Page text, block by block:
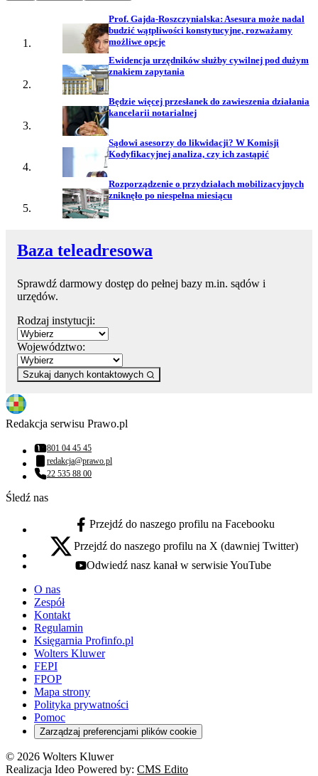
Prof. Gajda-Roszczynialska: Asesura może nadal
budzić wątpliwości konstytucyjne, rozważamy
możliwe opcje
Ewidencja urzędników służby cywilnej pod dużym
znakiem zapytania
Będzie więcej przesłanek do zawieszenia działania
kancelarii notarialnej
Sądowi asesorzy do likwidacji? W Komisji
Kodyfikacyjnej analiza, czy ich zastąpić
Rozporządzenie o przydziałach mobilizacyjnych
zniknęło po niespełna miesiącu
Baza teleadresowa
Sprawdź darmowy dostęp do pełnej bazy m.in. sądów i
urzędów.
Rodzaj instytucji:
Województwo:
Szukaj danych kontaktowych
Redakcja serwisu Prawo.pl
Numer telefonu:
801 04 45 45
Adres email:
redakcja@prawo.pl
Numer telefonu:
22 535 88 00
Śledź nas
facebook - otwiera się w nowej karcie
Przejdź do naszego profilu na Facebooku
x - otwiera się w nowej karcie
Przejdź do naszego profilu na X (dawniej Twitter)
youtube - otwiera się w nowej karcie
Odwiedź nasz kanał w serwisie YouTube
O nas
Zespół
Kontakt
Regulamin
Księgarnia Profinfo.pl
Wolters Kluwer
FEPI
FPOP
Mapa strony
Polityka prywatności
Pomoc
Zarządzaj preferencjami plików cookie
© 2026 Wolters Kluwer
Realizacja Ideo Powered by: CMS Edito